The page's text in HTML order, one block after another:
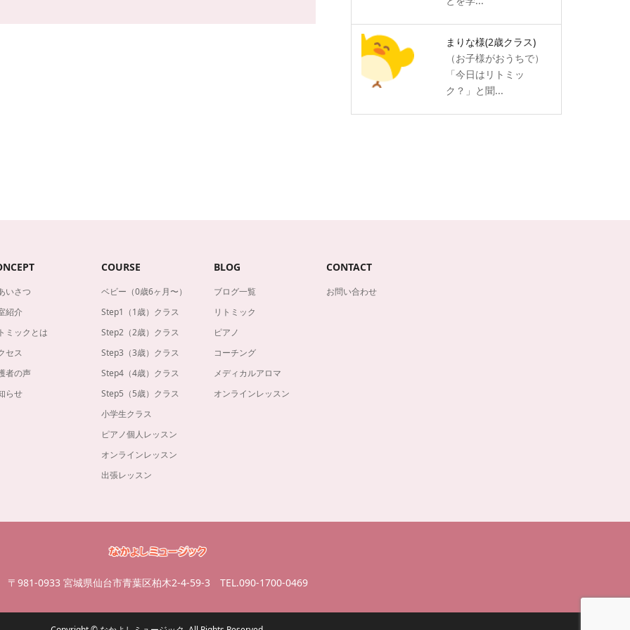
まりな様(2歳クラス)
（お子様がおうちで）
「今日はリトミッ
ク？」と聞...
いさつ
紹介
ミックとは
セス
者の声
らせ
COURSE
ベビー（0歳6ヶ月〜）
Step1（1歳）クラス
Step2（2歳）クラス
Step3（3歳）クラス
Step4（4歳）クラス
Step5（5歳）クラス
小学生クラス
ピアノ個人レッスン
オンラインレッスン
出張レッスン
BLOG
ブログ一覧
リトミック
ピアノ
コーチング
メディカルアロマ
オンラインレッスン
CONTACT
お問い合わせ
〒981-0933 宮城県仙台市青葉区柏木2-4-59-3 TEL.090-1700-0469